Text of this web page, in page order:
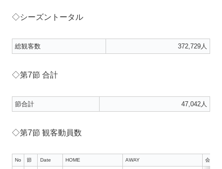
◇シーズントータル
総観客数 372,729人
◇第7節 合計
節合計 47,042人
◇第7節 観客動員数
No 節 Date HOME AWAY 会場